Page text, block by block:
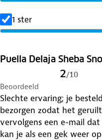
1 ster
Puella Delaja Sheba
2/10
Beoordeeld
Slechte ervaring; je
bezorgen zodat het
vervolgens een e-mail
kan je als een gek weer